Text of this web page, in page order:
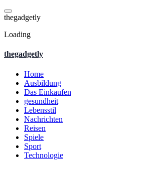
Skip
to
thegadgetly
Loading
thegadgetly
Home
Ausbildung
Das Einkaufen
gesundheit
Lebensstil
Nachrichten
Reisen
Spiele
Sport
Technologie